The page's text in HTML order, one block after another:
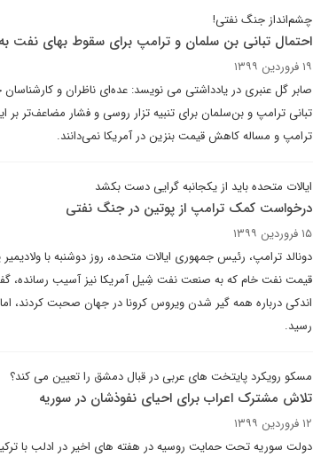
چشم‌انداز جنگ نفتی!
احتمال تبانی بن سلمان و ترامپ برای سقوط بهای نفت به
۱۹ فروردین ۱۳۹۹
صابر گل عنبری در یادداشتی می نویسد: عده‌ای ناظران و
تبانی ترامپ و بن‌سلمان برای تنبیه تزار روسی و فشار مضاعف‌تر بر
ترامپ و مساله کاهش قیمت بنزین در آمریکا نمی‌دانند.
ایالات متحده باید از یکجانبه گرایی دست بکشد
درخواست کمک ترامپ از پوتین در جنگ نفتی
۱۵ فروردین ۱۳۹۹
دونالد ترامپ، رئیس جمهوری ایالات متحده، روز دوشنبه با
قیمت نفت خام که به صنعت نفت شِیل آمریکا نیز آسیب رسانده،
اندکی درباره همه گیر شدن ویروس کرونا در جهان صحبت کردند،
رسید.
مسکو رویکرد پایتخت های عربی در قبال دمشق را تعیین می کند؟
تلاش مشترک اعراب برای احیای نفوذشان در سوریه
۱۲ فروردین ۱۳۹۹
دولت سوریه تحت حمایت روسیه در هفته ‌های اخیر در ادلب با